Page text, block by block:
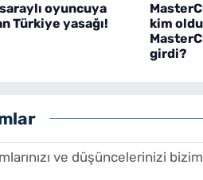
oyuncuya
Türkiye yasağı!
kim
girdi?